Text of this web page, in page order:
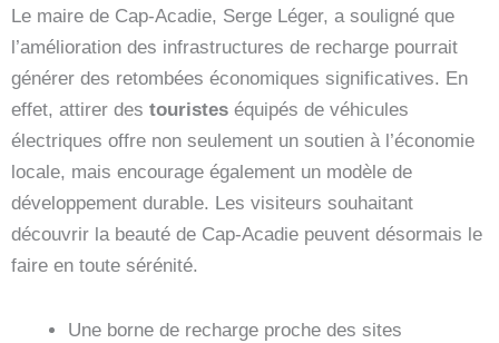
Le maire de Cap-Acadie, Serge Léger, a souligné que
l’amélioration des infrastructures de recharge pourrait
générer des retombées économiques significatives. En
effet, attirer des touristes équipés de véhicules
électriques offre non seulement un soutien à l’économie
locale, mais encourage également un modèle de
développement durable. Les visiteurs souhaitant
découvrir la beauté de Cap-Acadie peuvent désormais le
faire en toute sérénité.
Une borne de recharge proche des sites